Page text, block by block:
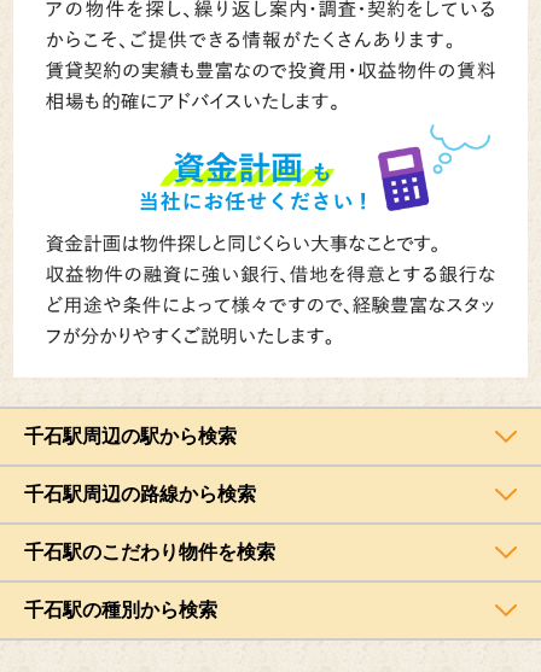
千石駅周辺の駅から検索
千石駅周辺の路線から検索
千石駅のこだわり物件を検索
千石駅の種別から検索